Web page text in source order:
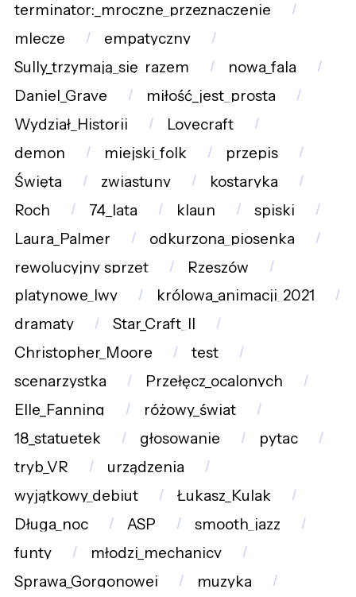
terminator:_mroczne_przeznaczenie
mlecze
empatyczny
Sully_trzymają_się_razem
nowa_fala
Daniel_Grave
miłość_jest_prosta
Wydział_Historii
Lovecraft
demon
miejski_folk
przepis
Święta
zwiastuny
kostaryka
Roch
74_lata klaun
spiski
Laura_Palmer
odkurzona_piosenka
rewolucyjny_sprzęt
Rzeszów
platynowe_lwy
królowa_animacji_2021
dramaty
Star_Craft_II
Christopher_Moore
test
scenarzystka
Przełęcz_ocalonych
Elle_Fanning
różowy_świat
18_statuetek
głosowanie
pytac
tryb_VR
urządzenia
wyjątkowy_debiut
Łukasz_Kulak
Długa_noc
ASP
smooth_jazz
funty
młodzi_mechanicy
Sprawa_Gorgonowej
muzyka